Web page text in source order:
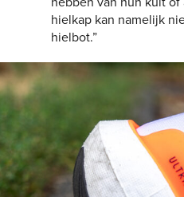
hielkap kan namelijk
hielbot.”